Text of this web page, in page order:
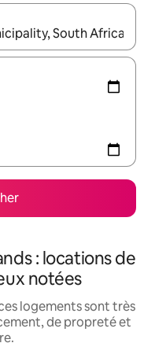
les flèches vers le
: locations de
notées
logements sont très
de propreté et